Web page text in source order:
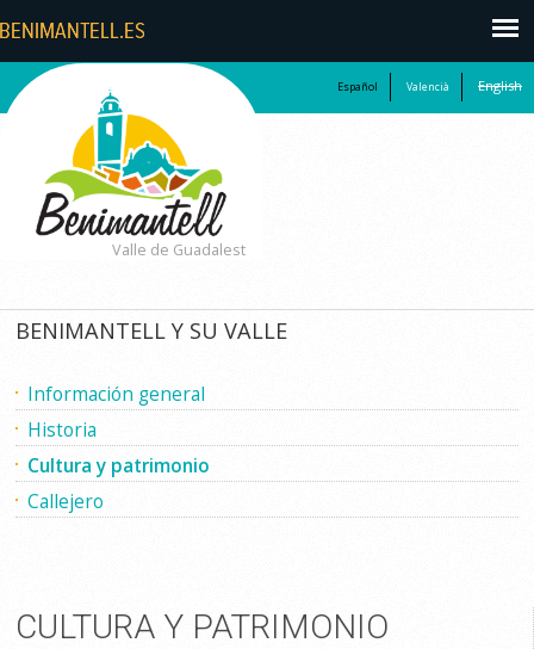
Español Valencià English
Valle de Guadalest
BENIMANTELL Y SU VALLE
Información general
Historia
Cultura y patrimonio
Callejero
CULTURA Y PATRIMONIO